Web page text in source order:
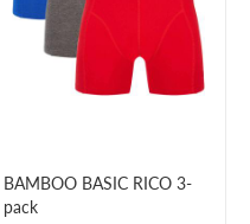
BAMBOO BASIC RICO 3-
pack